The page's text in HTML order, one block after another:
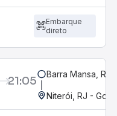
Embarque
direto
21:05 Barra Mansa, RJ
Niterói, RJ -